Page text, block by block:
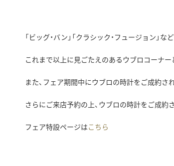
「ビッグ・バン」「クラシック・フュージョン」
これまで以上に見ごたえのあるウブロコーナー
また、フェア期間中にウブロの時計をご成約さ
さらにご来店予約の上、ウブロの時計をご成約
フェア特設ページはこちら